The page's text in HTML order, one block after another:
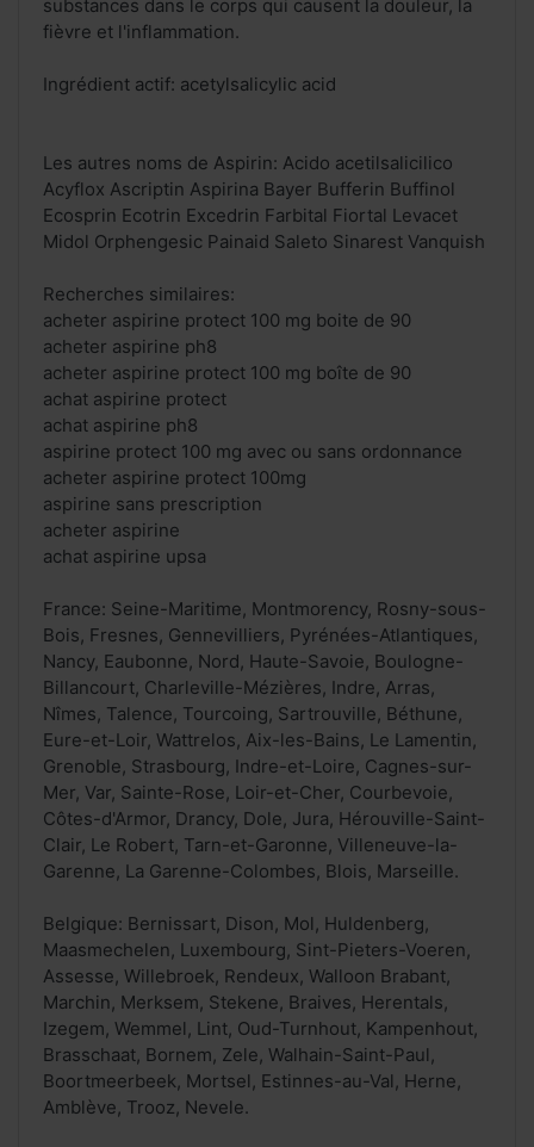
substances dans le corps qui causent la douleur, la
fièvre et l'inflammation.
Ingrédient actif: acetylsalicylic acid
Les autres noms de Aspirin: Acido acetilsalicilico
Acyflox Ascriptin Aspirina Bayer Bufferin Buffinol
Ecosprin Ecotrin Excedrin Farbital Fiortal Levacet
Midol Orphengesic Painaid Saleto Sinarest Vanquish
Recherches similaires:
acheter aspirine protect 100 mg boite de 90
acheter aspirine ph8
acheter aspirine protect 100 mg boîte de 90
achat aspirine protect
achat aspirine ph8
aspirine protect 100 mg avec ou sans ordonnance
acheter aspirine protect 100mg
aspirine sans prescription
acheter aspirine
achat aspirine upsa
France: Seine-Maritime, Montmorency, Rosny-sous-
Bois, Fresnes, Gennevilliers, Pyrénées-Atlantiques,
Nancy, Eaubonne, Nord, Haute-Savoie, Boulogne-
Billancourt, Charleville-Mézières, Indre, Arras,
Nîmes, Talence, Tourcoing, Sartrouville, Béthune,
Eure-et-Loir, Wattrelos, Aix-les-Bains, Le Lamentin,
Grenoble, Strasbourg, Indre-et-Loire, Cagnes-sur-
Mer, Var, Sainte-Rose, Loir-et-Cher, Courbevoie,
Côtes-d'Armor, Drancy, Dole, Jura, Hérouville-Saint-
Clair, Le Robert, Tarn-et-Garonne, Villeneuve-la-
Garenne, La Garenne-Colombes, Blois, Marseille.
Belgique: Bernissart, Dison, Mol, Huldenberg,
Maasmechelen, Luxembourg, Sint-Pieters-Voeren,
Assesse, Willebroek, Rendeux, Walloon Brabant,
Marchin, Merksem, Stekene, Braives, Herentals,
Izegem, Wemmel, Lint, Oud-Turnhout, Kampenhout,
Brasschaat, Bornem, Zele, Walhain-Saint-Paul,
Boortmeerbeek, Mortsel, Estinnes-au-Val, Herne,
Amblève, Trooz, Nevele.